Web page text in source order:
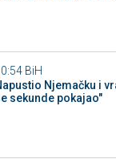
BiH
Njemačku i
sekunde pokajao"